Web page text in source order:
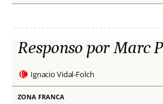
Responso por Marc
Ignacio Vidal-Folch
ZONA FRANCA